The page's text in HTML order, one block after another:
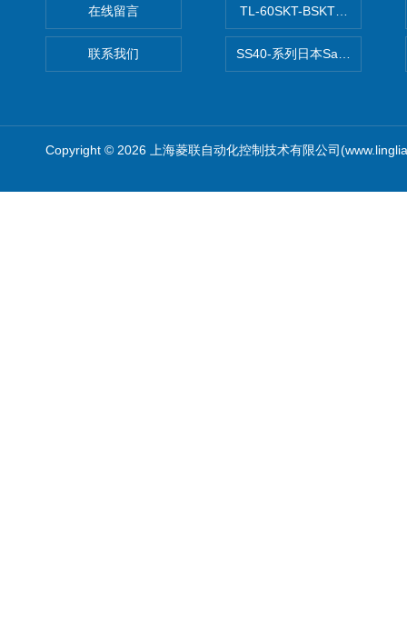
在线留言
联系我们
TL-60SKT-BSKTC张力控制器
SS40-系列日本Sawamura泽
Copyright © 2026 上海菱联自动化控制技术有限公司